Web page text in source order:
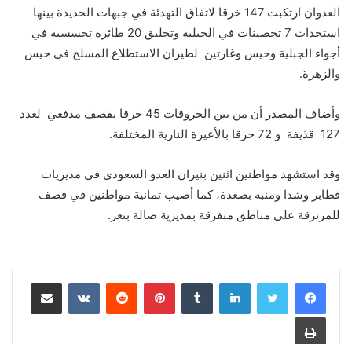
العدوان ارتكبت 147 خرقا لاتفاق التهدئة في جبهات الحديدة بينها
استحداث 7 تحصينات في الجبلية وتحليق 20 طائرة تجسسية في
أجواء الجبلية وحيس وغارتين لطيران الاستطلاع المسلح في حيس
والزهرة.
وأضاف المصدر أن من بين الخروقات 45 خرقا بقصف مدفعي لعدد
127 قذيفة و 72 خرقا بالأعيرة النارية المختلفة.
وقد استشهد مواطنين اثنين بنيران العدو السعودي في مديريات
قطابر وشدا ومنبه بصعدة، كما أصيب ثمانية مواطنين في قصف
للمرتزقة على مناطق متفرقة بمديرية صالة بتعز.
لينكدإن بينتيريست